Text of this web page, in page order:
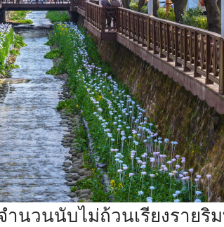
นวนนับไม่ถ้วนเรียงรายริม